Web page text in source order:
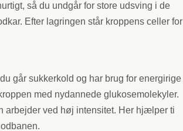
så du undgår for store udsving i de
Efter lagringen står kroppens celler for
går sukkerkold og har brug for energirige
med nydannede glukosemolekyler.
arbejder ved høj intensitet. Her hjælper ti